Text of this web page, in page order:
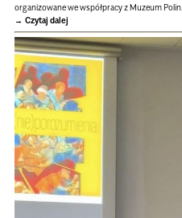
organizowane we współpracy z Muzeum Polin.
Czytaj dalej